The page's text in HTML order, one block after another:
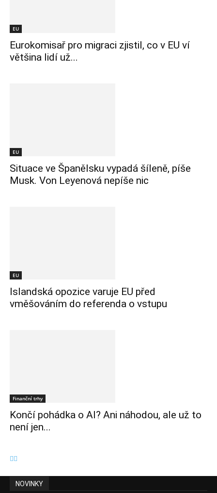
EU
Eurokomisař pro migraci zjistil, co v EU ví
většina lidí už...
EU
Situace ve Španělsku vypadá šíleně, píše
Musk. Von Leyenová nepíše nic
EU
Islandská opozice varuje EU před
vměšováním do referenda o vstupu
Finanční trhy
Končí pohádka o AI? Ani náhodou, ale už to
není jen...
NOVINKY